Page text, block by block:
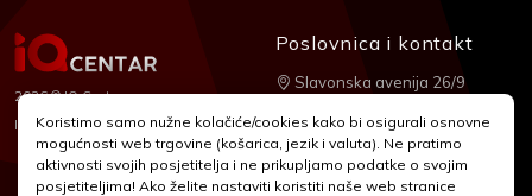
2026 © IQ Centar
Izrada:Nubilus
Poslovnica i kontakt
Slavonska avenija 26/9
+385 1 2455 950
webshop@iqcentar.hr
Pon - Pet od 9 - 17h
Koristimo samo nužne kolačiće/cookies kako bi osigurali osnovne
mogućnosti web trgovine (košarica, jezik i valuta). Ne pratimo
aktivnosti svojih posjetitelja i ne prikupljamo podatke o svojim
posjetiteljima! Ako želite nastaviti koristiti naše web stranice